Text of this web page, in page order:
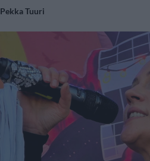
Pekka Tuuri